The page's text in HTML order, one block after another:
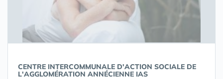
CENTRE INTERCOMMUNALE D'ACTION SOCIALE DE
L'AGGLOMÉRATION ANNÉCIENNE IAS